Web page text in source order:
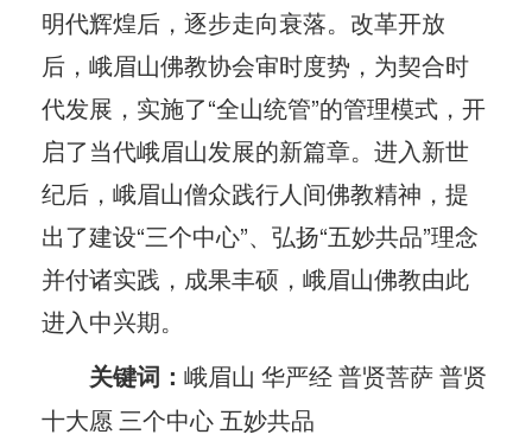
明代辉煌后，逐步走向衰落。改革开放
后，峨眉山佛教协会审时度势，为契合时
代发展，实施了“全山统管”的管理模式，开
启了当代峨眉山发展的新篇章。进入新世
纪后，峨眉山僧众践行人间佛教精神，提
出了建设“三个中心”、弘扬“五妙共品”理念
并付诸实践，成果丰硕，峨眉山佛教由此
进入中兴期。
关键词： 峨眉山 华严经 普贤菩萨 普贤
十大愿 三个中心 五妙共品